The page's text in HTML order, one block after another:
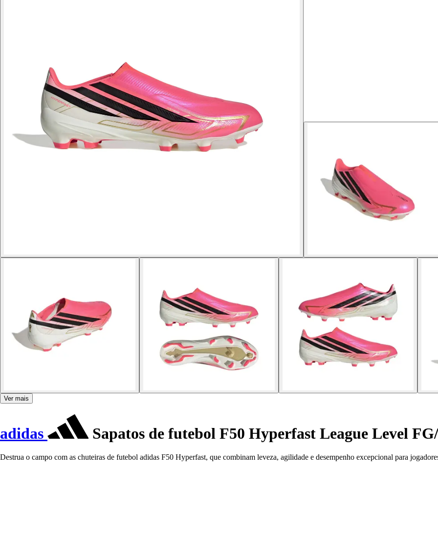
Ver mais
adidas Sapatos de futebol F50 Hyperfast League Level
Destrua o campo com as chuteiras de futebol adidas F50 Hyperfast, que combinam leveza, agilidade e desempenho excepcional para